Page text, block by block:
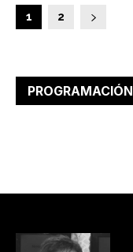
1 2
PROGRAMACIÓN